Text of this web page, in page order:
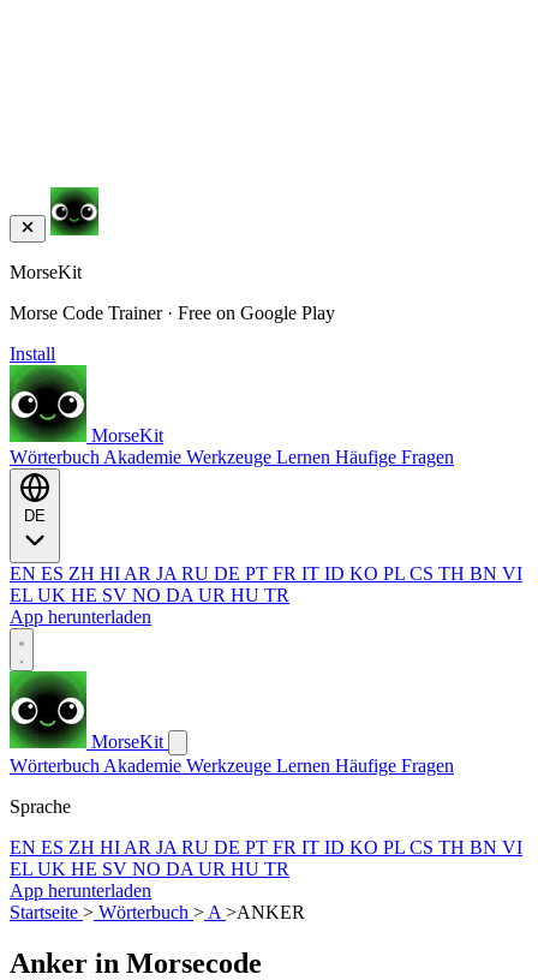
MorseKit
Morse Code Trainer · Free on Google Play
Install
MorseKit
Wörterbuch Akademie Werkzeuge Lernen Häufige Fragen
EN ES ZH HI AR JA RU DE PT FR IT ID KO PL CS TH BN VI
EL UK HE SV NO DA UR HU TR
App herunterladen
MorseKit
Wörterbuch Akademie Werkzeuge Lernen Häufige Fragen
Sprache
EN ES ZH HI AR JA RU DE PT FR IT ID KO PL CS TH BN VI
EL UK HE SV NO DA UR HU TR
App herunterladen
Startseite > Wörterbuch > A >ANKER
Anker in Morsecode